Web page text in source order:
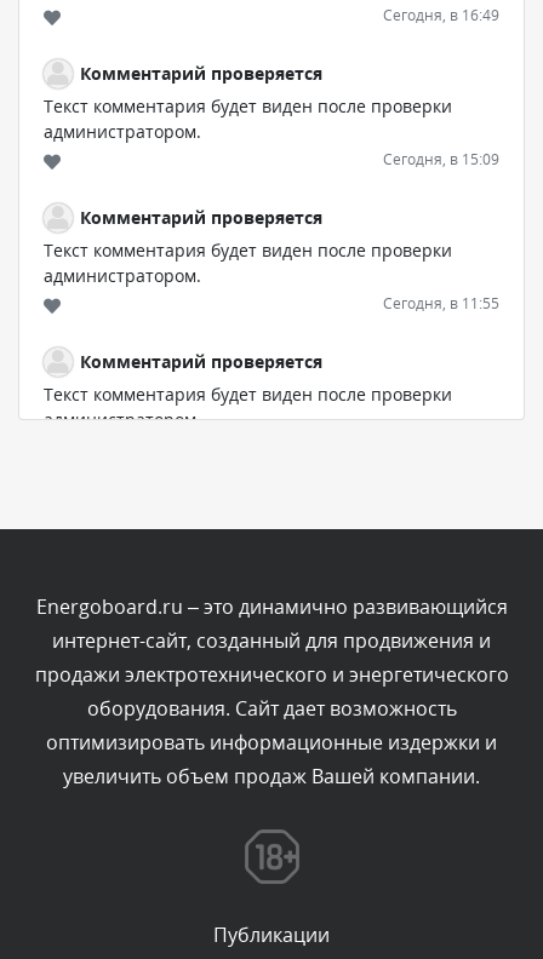
Сегодня, в 16:49
Комментарий проверяется
Текст комментария будет виден после проверки
администратором.
Сегодня, в 15:09
Комментарий проверяется
Текст комментария будет виден после проверки
администратором.
Сегодня, в 11:55
Комментарий проверяется
Текст комментария будет виден после проверки
администратором.
Комментарий проверяется
Текст комментария будет виден после проверки
администратором.
Сегодня, в 11:20
Комментарий проверяется
Текст комментария будет виден после проверки
Комментарий проверяется
Energoboard.ru – это динамично развивающийся
интернет-сайт, созданный для продвижения и
продажи электротехнического и энергетического
оборудования. Сайт дает возможность
оптимизировать информационные издержки и
увеличить объем продаж Вашей компании.
Публикации